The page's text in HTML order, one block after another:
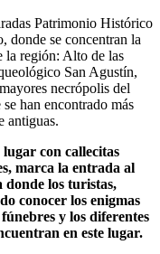
Patrimonio Histórico
donde se concentran la
la región: Alto de las
San Agustín,
necrópolis del
han encontrado más
antiguas.
con callecitas
marca la entrada al
donde los turistas,
conocer los enigmas
y los diferentes
en este lugar.